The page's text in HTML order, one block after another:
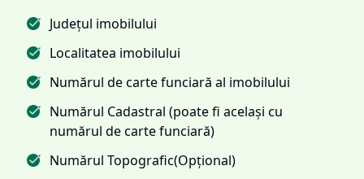
Județul imobilului
Localitatea imobilului
Numărul de carte funciară al imobilului
Numărul Cadastral (poate fi același cu
numărul de carte funciară)
Numărul Topografic(Opțional)